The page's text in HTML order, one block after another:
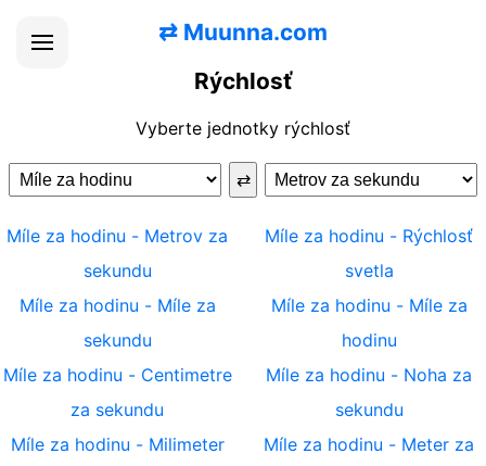
⇄ Muunna.com
Rýchlosť
Vyberte jednotky rýchlosť
⇄
Míle za hodinu - Metrov za
sekundu
Míle za hodinu - Míle za
sekundu
Míle za hodinu - Centimetre
za sekundu
Míle za hodinu - Milimeter
Míle za hodinu - Rýchlosť
svetla
Míle za hodinu - Míle za
hodinu
Míle za hodinu - Noha za
sekundu
Míle za hodinu - Meter za